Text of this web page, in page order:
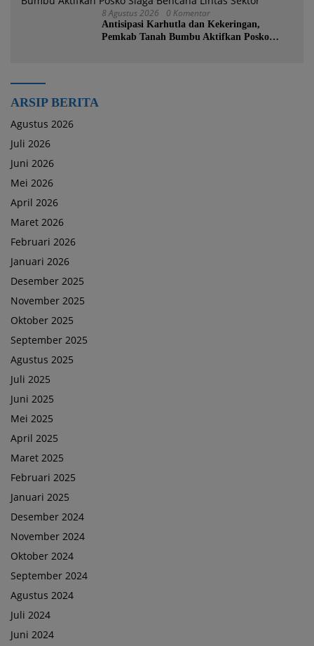
8 Agustus 2026 0 Komentar
Antisipasi Karhutla dan Kekeringan,
Pemkab Tanah Bumbu Aktifkan Posko
ARSIP BERITA
Agustus 2026
Juli 2026
Juni 2026
Mei 2026
April 2026
Maret 2026
Februari 2026
Januari 2026
Desember 2025
November 2025
Oktober 2025
September 2025
Agustus 2025
Juli 2025
Juni 2025
Mei 2025
April 2025
Maret 2025
Februari 2025
Januari 2025
Desember 2024
November 2024
Oktober 2024
September 2024
Agustus 2024
Juli 2024
Juni 2024